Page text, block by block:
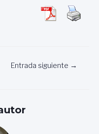
Entrada siguiente →